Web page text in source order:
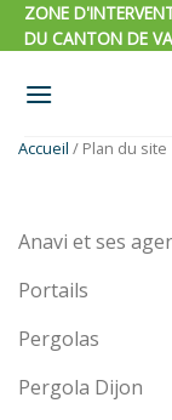
Passer
au
ZONE
DU CANTON DE
Accueil / Plan du site
Anavi et ses
Portails
Pergolas
Pergola Dijon